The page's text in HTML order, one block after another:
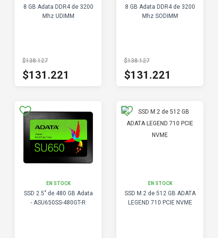
8 GB Adata DDR4 de 3200
Mhz UDIMM
$138.127
$131.221
8 GB Adata DDR4 de 3200
Mhz SODIMM
$138.127
$131.221
EN STOCK
SSD 2.5" de 480 GB Adata
- ASU650SS-480GT-R
EN STOCK
SSD M.2 de 512 GB ADATA
LEGEND 710 PCIE NVME